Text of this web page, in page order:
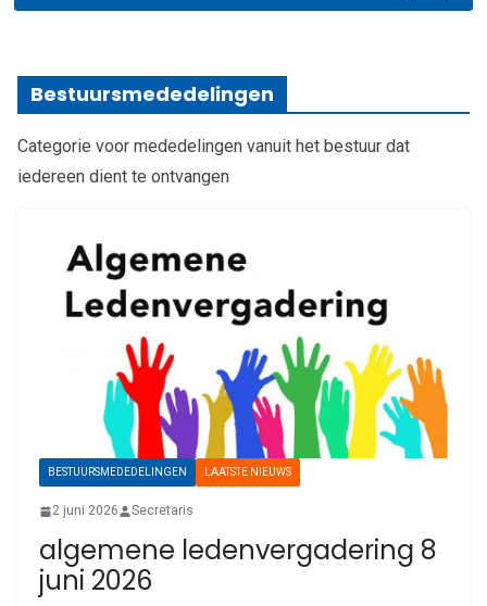
Bestuursmededelingen
Categorie voor mededelingen vanuit het bestuur dat
iedereen dient te ontvangen
BESTUURSMEDEDELINGEN LAATSTE NIEUWS
2 juni 2026 Secretaris
algemene ledenvergadering 8
juni 2026